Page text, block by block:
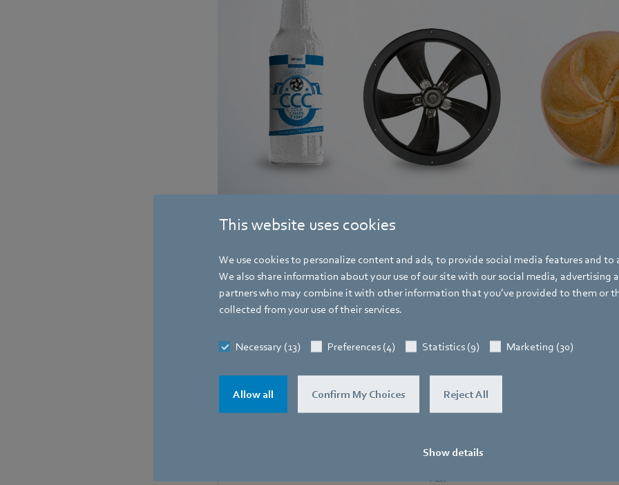
This website uses cookies
We use cookies to personalize content and ads, to provide social media features and to
We also share information about your use of our site with our social media, advertising
partners who may combine it with other information that you’ve provided to them or
collected from your use of their services.
Necessary (13) Preferences (4) Statistics (9) Marketing (30)
Allow all Confirm My Choices Reject All
Show details
„Retrofitvesper 3.0“ gestillt.
Kontakt
Referentin Fachpresse
Adresse
Amtstraße 85
+49 7938 81-7006
Fax